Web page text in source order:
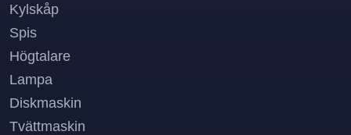
Kylskåp
Spis
Högtalare
Lampa
Diskmaskin
Tvättmaskin